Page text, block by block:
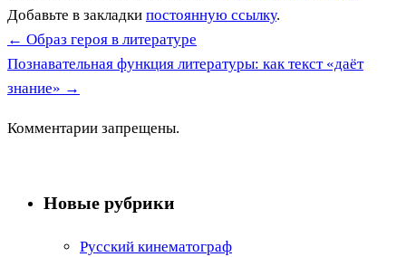
Добавьте в закладки постоянную ссылку.
← Образ героя в литературе
Познавательная функция литературы: как текст «даёт
знание» →
Комментарии запрещены.
Новые рубрики
Русский кинематограф